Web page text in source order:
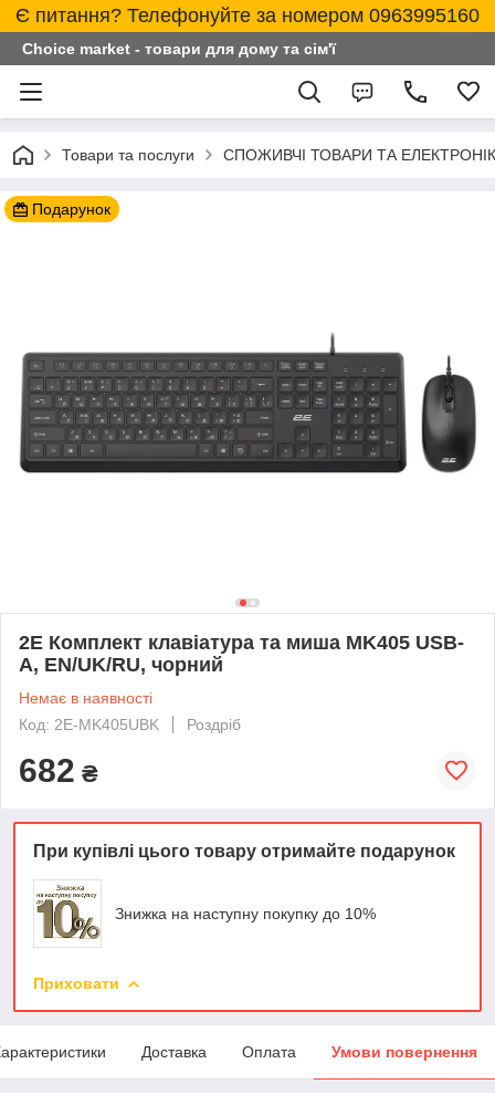
Є питання? Телефонуйте за номером 0963995160
Choice market - товари для дому та сім'ї
Товари та послуги СПОЖИВЧІ ТОВАРИ ТА
Подарунок
2E Комплект клавіатура та миша MK405 USB-
A, EN/UK/RU, чорний
Немає в наявності
Код: 2E-MK405UBK
Роздріб
682 ₴
При купівлі цього товару отримайте подарунок
Знижка на наступну покупку до 10%
Приховати
Доставка Оплата Умови повернення